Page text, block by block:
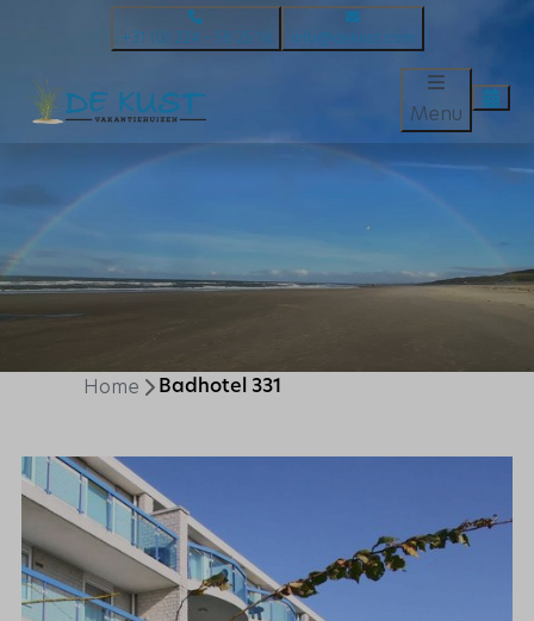
+31 (0) 224 – 58 25 16 info@dekust.com
Menu
Home Badhotel 331